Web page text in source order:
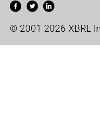
© 2001-2026 XBRL